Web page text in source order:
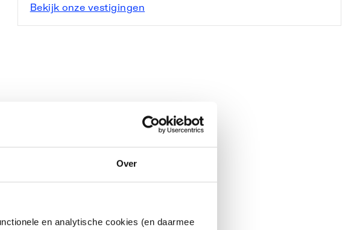
Over
en analytische cookies (en daarmee
Bekijk onze vestigingen